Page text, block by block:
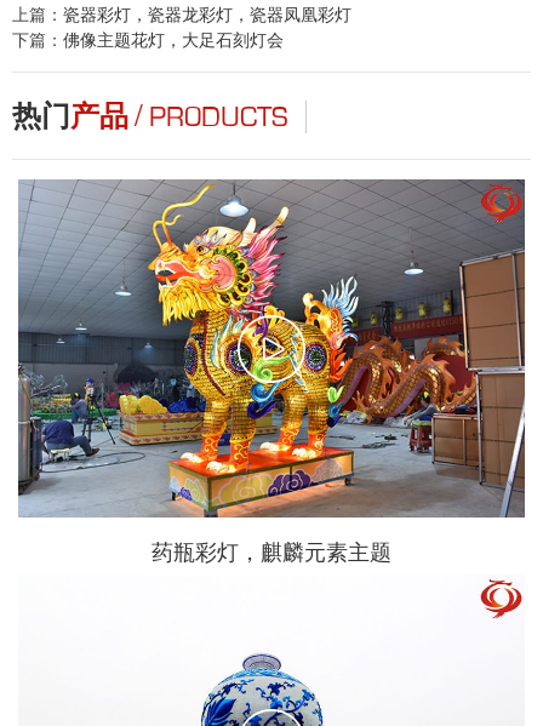
上篇： 瓷器彩灯，瓷器龙彩灯，瓷器凤凰彩灯
下篇： 佛像主题花灯，大足石刻灯会
热门 产品/ PRODUCTS
药瓶彩灯，麒麟元素主题